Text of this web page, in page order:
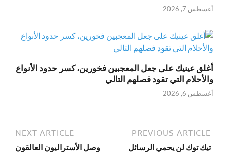
أغسطس 7, 2026
أغلق عينيك على جعل المعجبين فخورين، كسر حدود الأنواع
والأحلام التي تقود فصلهم التالي
أغسطس 6, 2026
PREVIOUS ARTICLE
تيك توك لن يحمي الرسائل
NEXT ARTICLE
وصل الأستراليون العالقون